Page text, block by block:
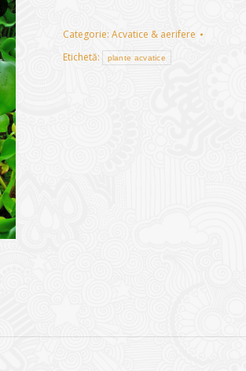
Categorie: Acvatice & aerifere
Etichetă:
plante acvatice